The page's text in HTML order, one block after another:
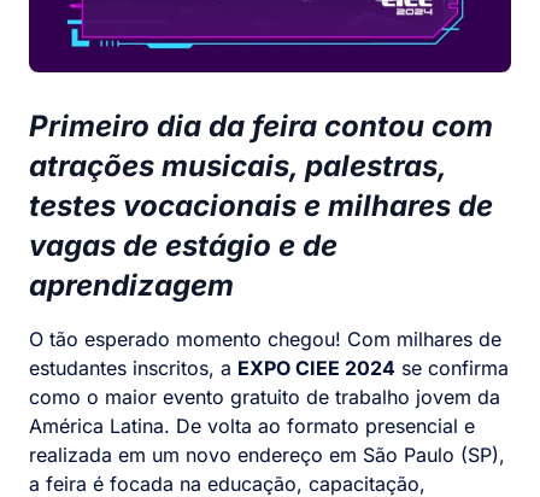
Primeiro dia da feira contou com
atrações musicais, palestras,
testes vocacionais e milhares de
vagas de estágio e de
aprendizagem
O tão esperado momento chegou! Com milhares de
estudantes inscritos, a EXPO CIEE 2024 se confirma
como o maior evento gratuito de trabalho jovem da
América Latina. De volta ao formato presencial e
realizada em um novo endereço em São Paulo (SP),
a feira é focada na educação, capacitação,